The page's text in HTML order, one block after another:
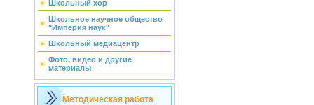
Школьный хор
Школьное научное общество
"Империя наук"
Школьный медиацентр
Фото, видео и другие
материалы
Методическая работа